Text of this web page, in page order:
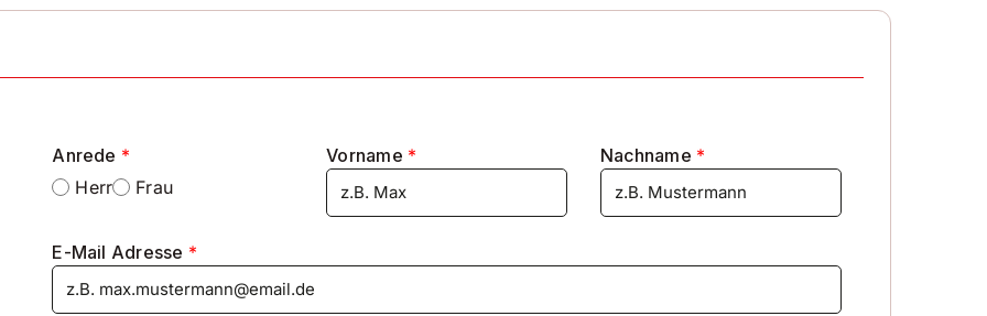
Anrede *
Herr
Frau
Vorname * Nachname *
E-Mail Adresse *